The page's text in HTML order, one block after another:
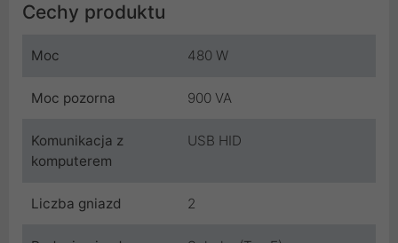
Cechy produktu
Moc 480 W
Moc pozorna 900 VA
Komunikacja z
komputerem
USB HID
Liczba gniazd 2